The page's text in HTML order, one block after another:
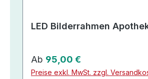
LED Bilderrahmen
Regulärer Preis:
Ab 95,00 €
Preise exkl. MwSt. zzgl.